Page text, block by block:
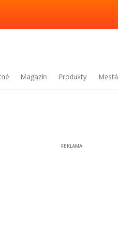
Magazín Produkty Mestá
REKLAMA